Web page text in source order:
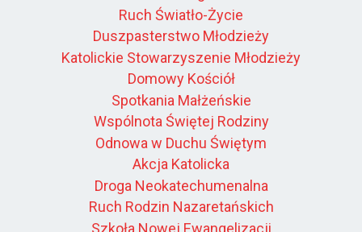
Ruch Światło-Życie
Duszpasterstwo Młodzieży
Katolickie Stowarzyszenie Młodzieży
Domowy Kościół
Spotkania Małżeńskie
Wspólnota Świętej Rodziny
Odnowa w Duchu Świętym
Akcja Katolicka
Droga Neokatechumenalna
Ruch Rodzin Nazaretańskich
Szkoła Nowej Ewangelizacji